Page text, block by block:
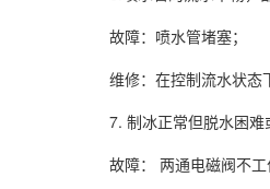
故障：喷水管堵塞；
维修：在控制流水状态
7. 制冰正常但脱水困难
故障： 两通电磁阀不工